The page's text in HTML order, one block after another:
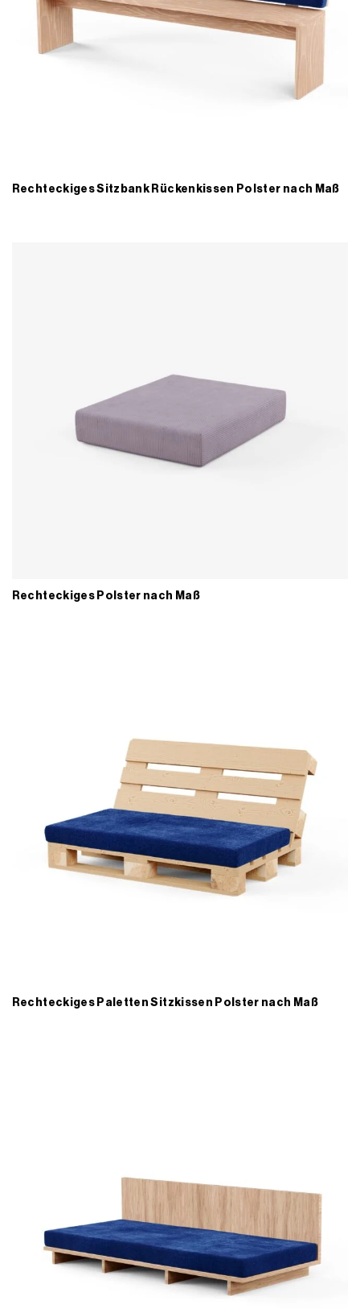
Rechteckiges Sitzbank Rückenkissen Polster nach Maß
Rechteckiges Polster nach Maß
Rechteckiges Paletten Sitzkissen Polster nach Maß